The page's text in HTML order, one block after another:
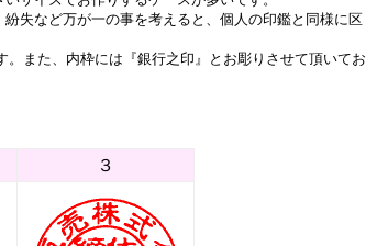
失など万が一の事を考えると、個人の印鑑と同様に区
また、内枠には『銀行之印』とお彫りさせて頂いてお
３